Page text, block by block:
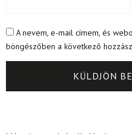
A nevem, e-mail címem, és
böngészőben a következő